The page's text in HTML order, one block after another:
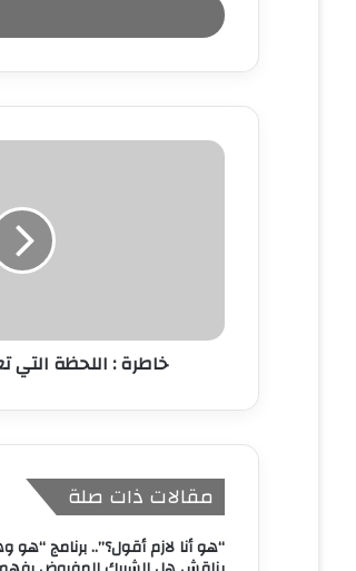
ل
د
ا
خاطرة : اللحظة
مقالات ذات صلة
“هو أنا لازم أقول؟”.. برنامج “هو